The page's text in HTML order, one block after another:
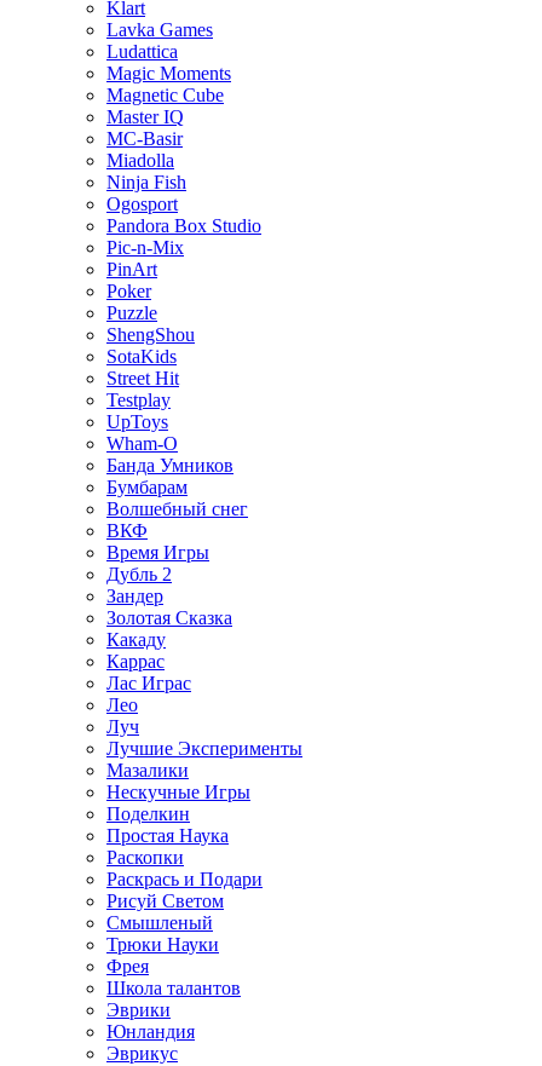
Klart
Lavka Games
Ludattica
Magic Moments
Magnetic Cube
Master IQ
MC-Basir
Miadolla
Ninja Fish
Ogosport
Pandora Box Studio
Pic-n-Mix
PinArt
Poker
Puzzle
ShengShou
SotaKids
Street Hit
Testplay
UpToys
Wham-O
Банда Умников
Бумбарам
Волшебный снег
ВКФ
Время Игры
Дубль 2
Зандер
Золотая Сказка
Какаду
Каррас
Лас Играс
Лео
Луч
Лучшие Эксперименты
Мазалики
Нескучные Игры
Поделкин
Простая Наука
Раскопки
Раскрась и Подари
Рисуй Светом
Смышленый
Трюки Науки
Фрея
Школа талантов
Эврики
Юнландия
Эврикус